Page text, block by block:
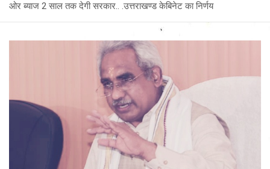
ओर ब्याज 2 साल तक देगी सरकार.. .उत्तराखण्ड केबिनेट का निर्णय